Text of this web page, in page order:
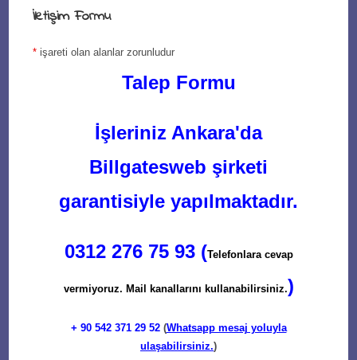
İletişim Formu
* işareti olan alanlar zorunludur
Talep Formu
İşleriniz Ankara'da
Billgatesweb şirketi
garantisiyle yapılmaktadır.
0312 276 75 93 (Telefonlara cevap
vermiyoruz. Mail kanallarını kullanabilirsiniz.)
+ 90 542 371 29 52(Whatsapp mesaj yoluyla
ulaşabilirsiniz.)